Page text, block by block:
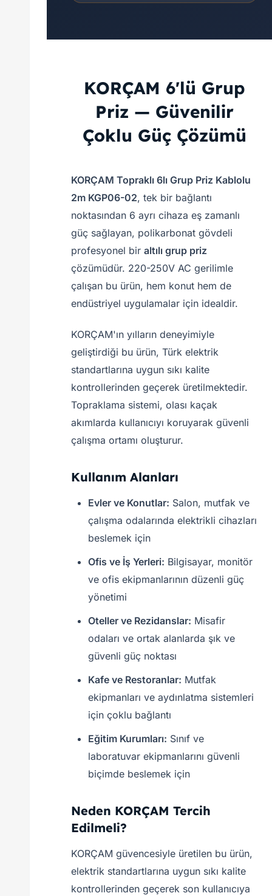
KORÇAM 6'lü Grup
Priz — Güvenilir
Çoklu Güç Çözümü
KORÇAM Topraklı 6lı Grup Priz Kablolu
2m KGP06-02, tek bir bağlantı
noktasından 6 ayrı cihaza eş zamanlı
güç sağlayan, polikarbonat gövdeli
profesyonel bir altılı grup priz
çözümüdür. 220-250V AC gerilimle
çalışan bu ürün, hem konut hem de
endüstriyel uygulamalar için idealdir.
KORÇAM'ın yılların deneyimiyle
geliştirdiği bu ürün, Türk elektrik
standartlarına uygun sıkı kalite
kontrollerinden geçerek üretilmektedir.
Topraklama sistemi, olası kaçak
akımlarda kullanıcıyı koruyarak güvenli
çalışma ortamı oluşturur.
Kullanım Alanları
Evler ve Konutlar: Salon, mutfak ve
çalışma odalarında elektrikli cihazları
beslemek için
Ofis ve İş Yerleri: Bilgisayar, monitör
ve ofis ekipmanlarının düzenli güç
yönetimi
Oteller ve Rezidanslar: Misafir
odaları ve ortak alanlarda şık ve
güvenli güç noktası
Kafe ve Restoranlar: Mutfak
ekipmanları ve aydınlatma sistemleri
için çoklu bağlantı
Eğitim Kurumları: Sınıf ve
laboratuvar ekipmanlarını güvenli
biçimde beslemek için
Neden KORÇAM Tercih
Edilmeli?
KORÇAM güvencesiyle üretilen bu ürün,
elektrik standartlarına uygun sıkı kalite
kontrollerinden geçerek son kullanıcıya